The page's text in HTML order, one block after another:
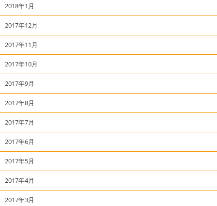
2018年1月
2017年12月
2017年11月
2017年10月
2017年9月
2017年8月
2017年7月
2017年6月
2017年5月
2017年4月
2017年3月